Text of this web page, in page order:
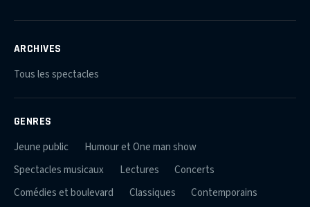
ARCHIVES
Tous les spectacles
GENRES
Jeune public
Humour et One man show
Spectacles musicaux
Lectures
Concerts
Comédies et boulevard
Classiques
Contemporains